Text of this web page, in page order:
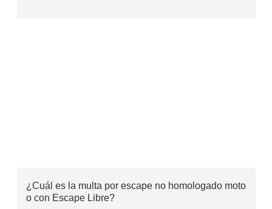
¿Cuál es la multa por escape no homologado moto
o con Escape Libre?